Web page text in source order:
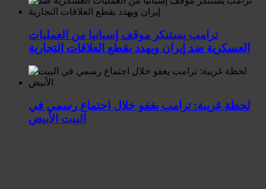
ترامب يستنكر موقف إسبانيا من العمليات
العسكرية ضد إيران ويهدد بقطع العلاقات التجارية
لحظة غريبة: ترامب يغفو خلال اجتماع رسمي في
البيت الأبيض